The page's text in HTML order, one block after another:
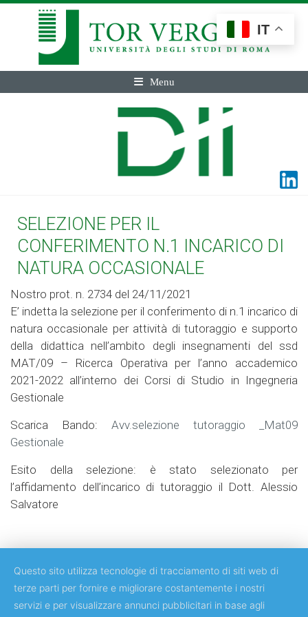
Menu
SELEZIONE PER IL
CONFERIMENTO N.1 INCARICO DI
NATURA OCCASIONALE
Nostro prot. n. 2734 del 24/11/2021
E’ indetta la selezione per il conferimento di n.1 incarico di
natura occasionale per attività di tutoraggio e supporto
della didattica nell’ambito degli insegnamenti del ssd
MAT/09 – Ricerca Operativa per l’anno accademico
2021-2022 all’interno dei Corsi di Studio in Ingegneria
Gestionale
Scarica Bando: Avv.selezione tutoraggio _Mat09
Gestionale
Esito della selezione: è stato selezionato per
l’affidamento dell’incarico di tutoraggio il Dott. Alessio
Salvatore
IT
Questo sito utilizza tecnologie di tracciamento di siti web di
terze parti per fornire e migliorare costantemente i nostri
servizi e per visualizzare annunci pubblicitari in base agli